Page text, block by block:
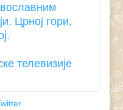
Црној гори,
телевизије